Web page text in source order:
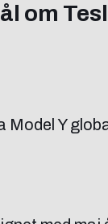
om
Model Y